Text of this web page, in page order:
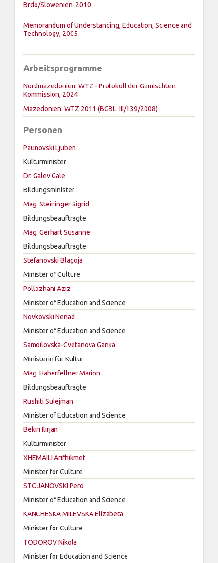
Brdo/Slowenien, 2010
Memorandum of Understanding, Education, Science and
Technology, 2005
Arbeitsprogramme
Nordmazedonien: WTZ - Protokoll der Gemischten
Kommission, 2024
Mazedonien: WTZ 2011 (BGBL. III/139/2008)
Personen
Paunovski Ljuben
Kulturminister
Dr. Galev Gale
Bildungsminister
Mag. Steininger Sigrid
Bildungsbeauftragte
Mag. Gerhart Susanne
Bildungsbeauftragte
Stefanovski Blagoja
Minister of Culture
Pollozhani Aziz
Minister of Education and Science
Novkovski Nenad
Minister of Education and Science
Samoilovska-Cvetanova Ganka
Ministerin für Kultur
Mag. Haberfellner Marion
Bildungsbeauftragte
Rushiti Sulejman
Minister of Education and Science
Bekiri Ilirjan
Kulturminister
XHEMAILI Arifhikmet
Minister for Culture
STOJANOVSKI Pero
Minister of Education and Science
KANCHESKA MILEVSKA Elizabeta
Minister for Culture
TODOROV Nikola
Minister for Education and Science